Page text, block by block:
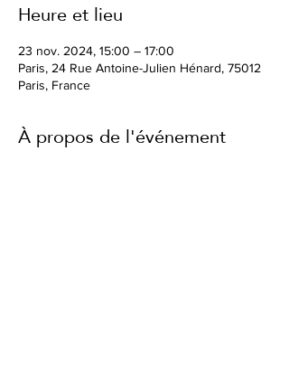
Heure et lieu
23 nov. 2024, 15:00 – 17:00
Paris, 24 Rue Antoine-Julien Hénard, 75012
Paris, France
À propos de l'événement